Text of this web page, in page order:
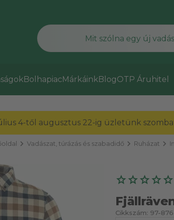
BolhapiacMárkáinkBlogOTP Áruhitel
4-től augusztus 22-ig üzletünk
chevron_right Vadászat, túrázás és szabadidőchevron_right Ruházat chevron_right
Cikkszám: 97-